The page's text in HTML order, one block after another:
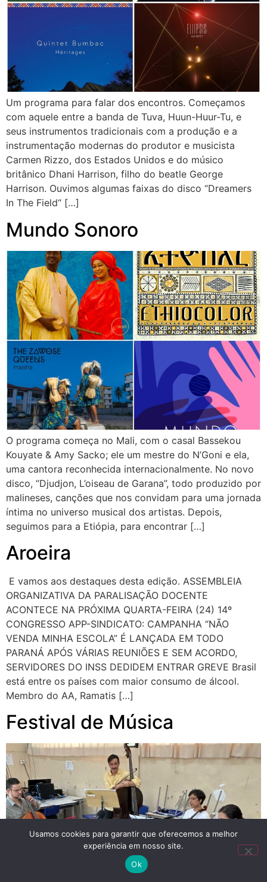
Um programa para falar dos encontros. Começamos
com aquele entre a banda de Tuva, Huun-Huur-Tu, e
seus instrumentos tradicionais com a produção e a
instrumentação modernas do produtor e musicista
Carmen Rizzo, dos Estados Unidos e do músico
britânico Dhani Harrison, filho do beatle George
Harrison. Ouvimos algumas faixas do disco “Dreamers
In The Field“ […]
Mundo Sonoro
O programa começa no Mali, com o casal Bassekou
Kouyate & Amy Sacko; ele um mestre do N’Goni e ela,
uma cantora reconhecida internacionalmente. No novo
disco, “Djudjon, L’oiseau de Garana”, todo produzido por
malineses, canções que nos convidam para uma jornada
íntima no universo musical dos artistas. Depois,
seguimos para a Etiópia, para encontrar […]
Aroeira
E vamos aos destaques desta edição. ASSEMBLEIA
ORGANIZATIVA DA PARALISAÇÃO DOCENTE
ACONTECE NA PRÓXIMA QUARTA-FEIRA (24) 14º
CONGRESSO APP-SINDICATO: CAMPANHA “NÃO
VENDA MINHA ESCOLA” É LANÇADA EM TODO
PARANÁ APÓS VÁRIAS REUNIÕES E SEM ACORDO,
SERVIDORES DO INSS DEDIDEM ENTRAR GREVE Brasil
está entre os países com maior consumo de álcool.
Membro do AA, Ramatis […]
Festival de Música
Usamos cookies para garantir que oferecemos a melhor
experiência em nosso site.
Ok